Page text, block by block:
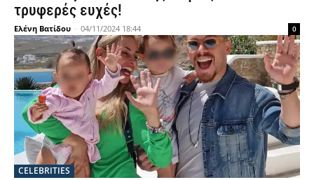
τρυφερές ευχές!
Ελένη Βατίδου - 04/11/2024 18:44 0
CELEBRITIES